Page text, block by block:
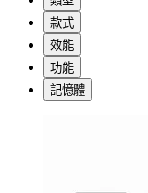
款式
效能
功能
記憶體